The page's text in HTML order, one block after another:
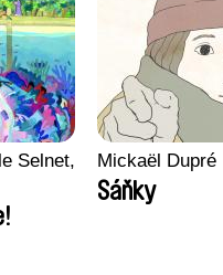
Selnet,
Mickaël Dupré
Sáňky